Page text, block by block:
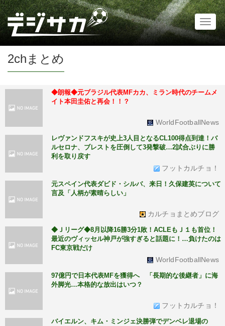
2chまとめ
◆朗報◆元ブラジル代表MFカカ、ミラン時代のチームメ
イト本田圭佑と再会！！？
WorldFootballNews
レヴァンドフスキが史上3人目となるCL100得点到達！バ
ルセロナ、ブレストを圧倒して3発撃破…2試合ぶりに勝
利を取り戻す
フットカルチョ！
元スペイン代表ダビド・シルバ、来日！久保建英について
言及「人柄が素晴らしい」
カルチョまとめブログ
◆Ｊリーグ◆8月以降16勝3分1敗！ACLEもＪ１も首位！
最近のヴィッセル神戸が強すぎると話題に！…負けたのは
FC東京戦だけ
WorldFootballNews
97億円で日本代表MFを獲得へ 「長期的な後継者」に海
外脚光…本格的な放出はいつ？
フットカルチョ！
バイエルン、キム・ミンジェ決勝弾でデンベレ退場の